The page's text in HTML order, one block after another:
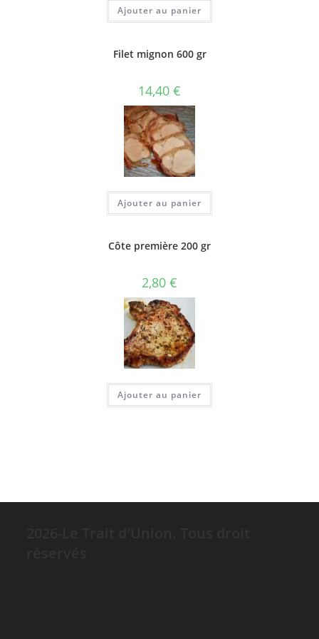
Ajouter au panier
Filet mignon 600 gr
14,40 €
Ajouter au panier
Côte première 200 gr
2,80 €
Ajouter au panier